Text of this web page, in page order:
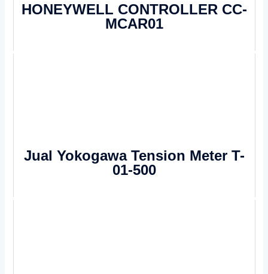
HONEYWELL CONTROLLER CC-
MCAR01
Jual Yokogawa Tension Meter T-
01-500